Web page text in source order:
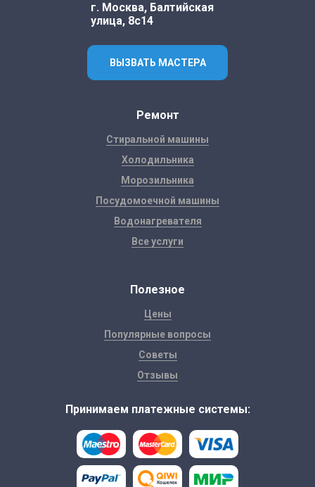
г. Москва, Балтийская
улица, 8с14
ВЫЗВАТЬ МАСТЕРА
Ремонт
Стиральной машины
Холодильника
Морозильника
Посудомоечной машины
Водонагревателя
Все услуги
Полезное
Цены
Популярные вопросы
Советы
Отзывы
Принимаем платежные системы: